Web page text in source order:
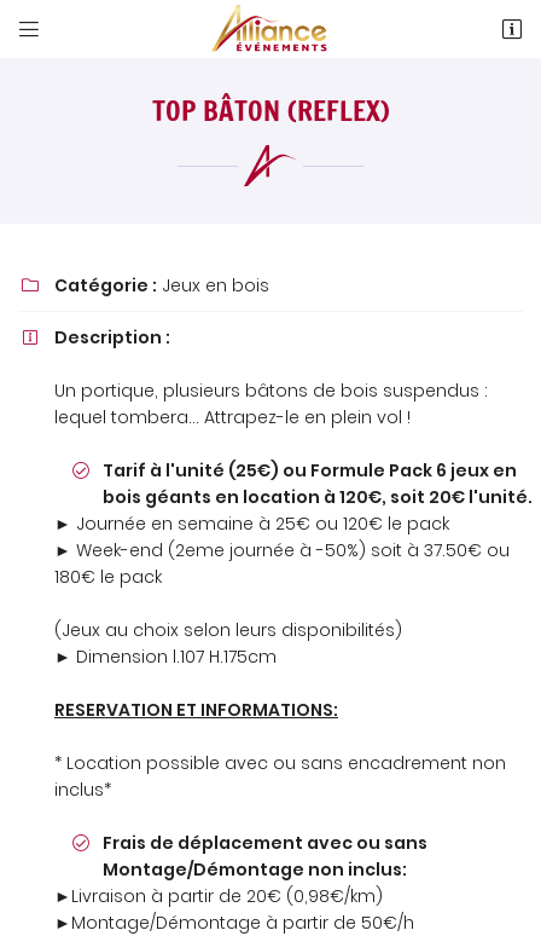
 
4 Allée Evariste Gallois
02 48 24 76 19
Newsletter à recevoir
En cochant cette case, vous consentez à recevoir nos propositions
commerciales à l'adresse email indiqué ci-dessus. Vous pouvez vous
désinscrire à tout moment en utilisant
le formulaire de désinscription
INSCRIPTION
TOP BÂTON (REFLEX)
 Catégorie : Jeux en bois
 Description :
Un portique, plusieurs bâtons de bois suspendus :
lequel tombera… Attrapez-le en plein vol !
Tarif à l'unité (25€) ou Formule Pack 6 jeux en
bois géants en location à 120€, soit 20€ l'unité.
► Journée en semaine à 25€ ou 120€ le pack
► Week-end (2eme journée à -50%) soit à 37.50€ ou
180€ le pack
(Jeux au choix selon leurs disponibilités)
► Dimension l.107 H.175cm
RESERVATION ET INFORMATIONS:
* Location possible avec ou sans encadrement non
inclus*
Frais de déplacement avec ou sans
Montage/Démontage non inclus:
►Livraison à partir de 20€ (0,98€/km)
►Montage/Démontage à partir de 50€/h